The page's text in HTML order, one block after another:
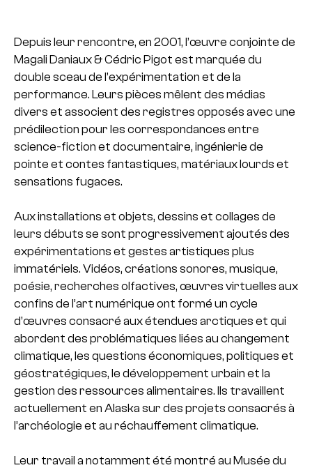
Depuis leur rencontre, en 2001, l’œuvre conjointe de
Magali Daniaux & Cédric Pigot est marquée du
double sceau de l’expérimentation et de la
performance. Leurs pièces mêlent des médias
divers et associent des registres opposés avec une
prédilection pour les correspondances entre
science-fiction et documentaire, ingénierie de
pointe et contes fantastiques, matériaux lourds et
sensations fugaces.
Aux installations et objets, dessins et collages de
leurs débuts se sont progressivement ajoutés des
expérimentations et gestes artistiques plus
immatériels. Vidéos, créations sonores, musique,
poésie, recherches olfactives, œuvres virtuelles aux
confins de l’art numérique ont formé un cycle
d’œuvres consacré aux étendues arctiques et qui
abordent des problématiques liées au changement
climatique, les questions économiques, politiques et
géostratégiques, le développement urbain et la
gestion des ressources alimentaires. Ils travaillent
actuellement en Alaska sur des projets consacrés à
l’archéologie et au réchauffement climatique.
Leur travail a notamment été montré au Musée du